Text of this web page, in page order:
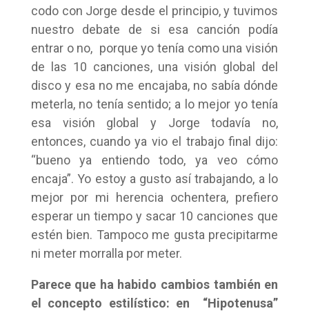
codo con Jorge desde el principio, y tuvimos
nuestro debate de si esa canción podía
entrar o no, porque yo tenía como una visión
de las 10 canciones, una visión global del
disco y esa no me encajaba, no sabía dónde
meterla, no tenía sentido; a lo mejor yo tenía
esa visión global y Jorge todavía no,
entonces, cuando ya vio el trabajo final dijo:
“bueno ya entiendo todo, ya veo cómo
encaja”. Yo estoy a gusto así trabajando, a lo
mejor por mi herencia ochentera, prefiero
esperar un tiempo y sacar 10 canciones que
estén bien. Tampoco me gusta precipitarme
ni meter morralla por meter.
Parece que ha habido cambios también en
el concepto estilístico: en “Hipotenusa”